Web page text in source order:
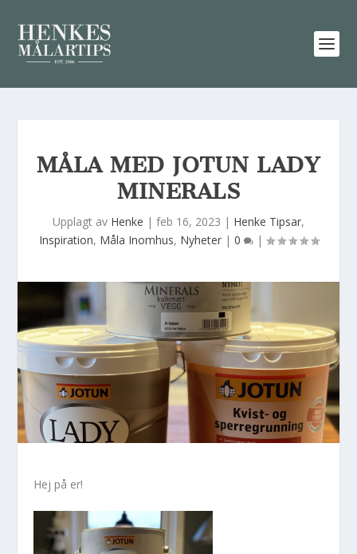
MÅLA MED JOTUN LADY
MINERALS
Upplagt av Henke | feb 16, 2023 | Henke Tipsar,
Inspiration, Måla Inomhus, Nyheter| 0 |
Hej på er!